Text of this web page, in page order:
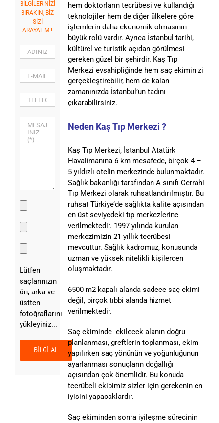
BİLGİLERİNİZİ
BIRAKIN, BİZ
SİZİ
ARAYALIM !
Lütfen
saçlarınızın
ön, arka ve
üstten
fotoğraflarını
yükleyiniz...
hem doktorların tecrübesi ve kullandığı
teknolojiler hem de diğer ülkelere göre
işlemlerin daha ekonomik olmasının
büyük rolü vardır. Ayrıca İstanbul tarihi,
kültürel ve turistik açıdan görülmesi
gereken güzel bir şehirdir. Kaş Tıp
Merkezi evsahipliğinde hem saç ekiminizi
gerçekleştirebilir, hem de kalan
zamanınızda İstanbul’un tadını
çıkarabilirsiniz.
Neden Kaş Tıp Merkezi ?
Kaş Tıp Merkezi, İstanbul Atatürk
Havalimanına 6 km mesafede, birçok 4 –
5 yıldızlı otelin merkezinde bulunmaktadır.
Sağlık bakanlığı tarafından A sınıfı Cerrahi
Tıp Merkezi olarak ruhsatlandırılmıştır. Bu
ruhsat Türkiye’de sağlıkta kalite açısından
en üst seviyedeki tıp merkezlerine
verilmektedir. 1997 yılında kurulan
merkezimizin 21 yıllık tecrübesi
mevcuttur. Sağlık kadromuz, konusunda
uzman ve yüksek nitelikli kişilerden
oluşmaktadır.
6500 m2 kapalı alanda sadece saç ekimi
değil, birçok tıbbi alanda hizmet
verilmektedir.
Saç ekiminde ekilecek alanın doğru
planlanması, greftlerin toplanması, ekim
yapılırken saç yönünün ve yoğunluğunun
ayarlanması sonuçların doğallığı
açısından çok önemlidir. Bu konuda
tecrübeli ekibimiz sizler için gerekenin en
iyisini yapacaklardır.
Saç ekiminden sonra iyileşme sürecinin